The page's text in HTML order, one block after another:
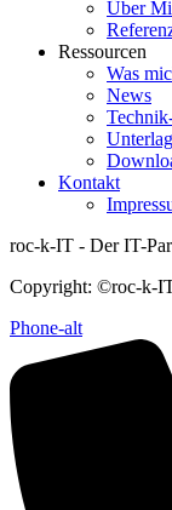
Über
Ressourcen
Was
News
Kontakt
roc-k-IT - Der IT-
Copyright: ©roc-k-
Phone-alt